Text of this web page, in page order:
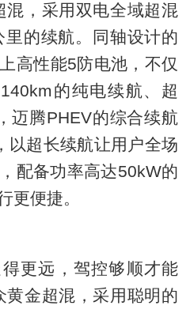
，采用双电全域超混
的续航。同轴设计的
高性能5防电池，不仅
的纯电续航、超
迈腾PHEV的综合续航
以超长续航让用户全场
配备功率高达50kW的
更便捷。
更远，驾控够顺才能
金超混，采用聪明的